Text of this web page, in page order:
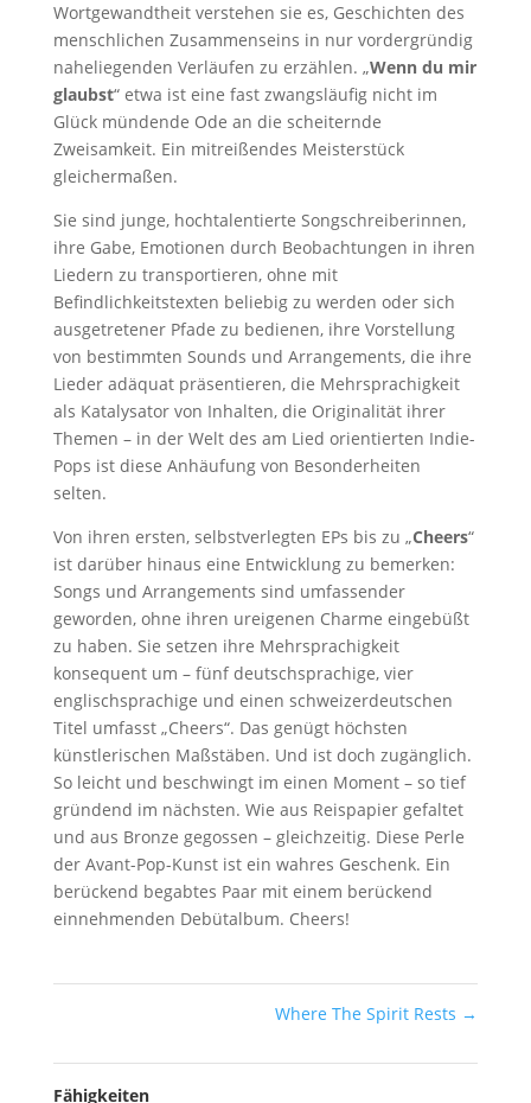
Wortgewandtheit verstehen sie es, Geschichten des
menschlichen Zusammenseins in nur vordergründig
naheliegenden Verläufen zu erzählen. „Wenn du mir
glaubst“ etwa ist eine fast zwangsläufig nicht im
Glück mündende Ode an die scheiternde
Zweisamkeit. Ein mitreißendes Meisterstück
gleichermaßen.
Sie sind junge, hochtalentierte Songschreiberinnen,
ihre Gabe, Emotionen durch Beobachtungen in ihren
Liedern zu transportieren, ohne mit
Befindlichkeitstexten beliebig zu werden oder sich
ausgetretener Pfade zu bedienen, ihre Vorstellung
von bestimmten Sounds und Arrangements, die ihre
Lieder adäquat präsentieren, die Mehrsprachigkeit
als Katalysator von Inhalten, die Originalität ihrer
Themen – in der Welt des am Lied orientierten Indie-
Pops ist diese Anhäufung von Besonderheiten
selten.
Von ihren ersten, selbstverlegten EPs bis zu „Cheers“
ist darüber hinaus eine Entwicklung zu bemerken:
Songs und Arrangements sind umfassender
geworden, ohne ihren ureigenen Charme eingebüßt
zu haben. Sie setzen ihre Mehrsprachigkeit
konsequent um – fünf deutschsprachige, vier
englischsprachige und einen schweizerdeutschen
Titel umfasst „Cheers“. Das genügt höchsten
künstlerischen Maßstäben. Und ist doch zugänglich.
So leicht und beschwingt im einen Moment – so tief
gründend im nächsten. Wie aus Reispapier gefaltet
und aus Bronze gegossen – gleichzeitig. Diese Perle
der Avant-Pop-Kunst ist ein wahres Geschenk. Ein
berückend begabtes Paar mit einem berückend
einnehmenden Debütalbum. Cheers!
Where The Spirit Rests →
Fähigkeiten